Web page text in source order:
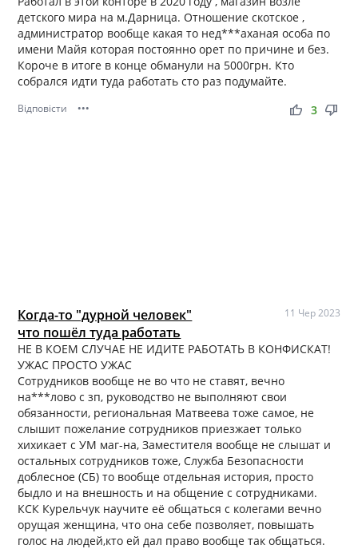
детского мира на м.Дарница. Отношение скотское ,
администратор вообще какая то нед***аханая особа по
имени Майя которая постоянно орет по причине и без.
Короче в итоге в конце обманули на 5000грн. Кто
собрался идти туда работать сто раз подумайте.
Відповісти ••• thumb_up thumb_down
3
Когда-то "дурной человек"
что пошёл туда работать
11 Чер 2023
НЕ В КОЕМ СЛУЧАЕ НЕ ИДИТЕ РАБОТАТЬ В КОНФИСКАТ!
УЖАС ПРОСТО УЖАС
Сотрудников вообще не во что не ставят, вечно
на***лово с зп, руководство не выполняют свои
обязанности, региональная Матвеева тоже самое, не
слышит пожелание сотрудников приезжает только
хихикает с УМ маг-на, Заместителя вообще не слышат и
остальных сотрудников тоже, Служба Безопасности
доблесное (СБ) то вообще отдельная история, просто
быдло и на внешность и на общение с сотрудниками.
КСК Курельчук научите её общаться с колегами вечно
орущая женщина, что она себе позволяет, повышать
голос на людей,кто ей дал право вообще так общаться.